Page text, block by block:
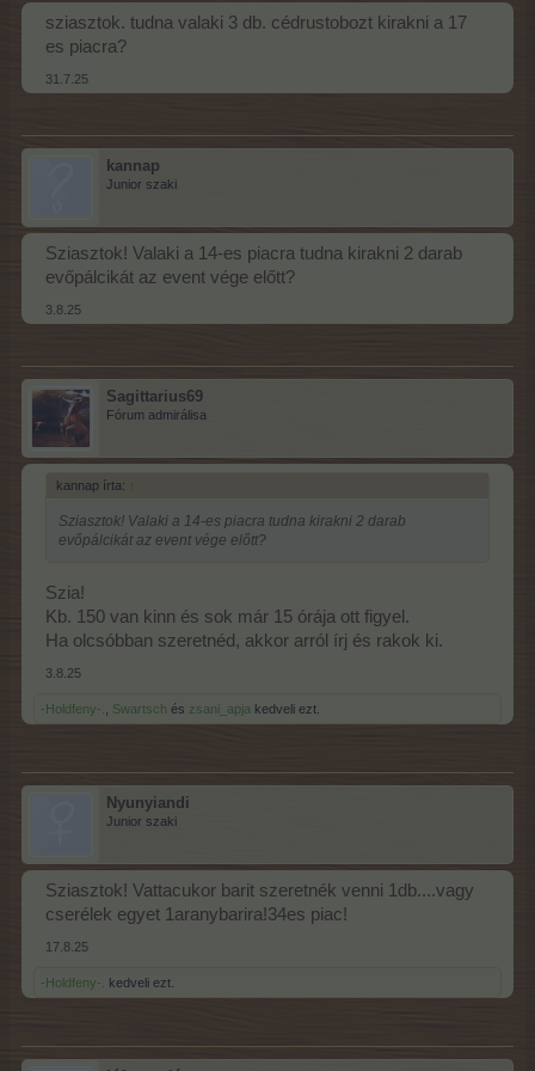
sziasztok. tudna valaki 3 db. cédrustobozt kirakni a 17
es piacra?
31.7.25
kannap
Junior szaki
Sziasztok! Valaki a 14-es piacra tudna kirakni 2 darab
evőpálcikát az event vége előtt?
3.8.25
Sagittarius69
Fórum admirálisa
kannap írta: ↑
Sziasztok! Valaki a 14-es piacra tudna kirakni 2 darab
evőpálcikát az event vége előtt?
Szia!
Kb. 150 van kinn és sok már 15 órája ott figyel.
Ha olcsóbban szeretnéd, akkor arról írj és rakok ki.
3.8.25
-Holdfeny-. Swartsch és zsani_apja kedveli ezt.
Nyunyiandi
Junior szaki
Sziasztok! Vattacukor barit szeretnék venni 1db....vagy
cserélek egyet 1aranybarira!34es piac!
17.8.25
-Holdfeny-. kedveli ezt.